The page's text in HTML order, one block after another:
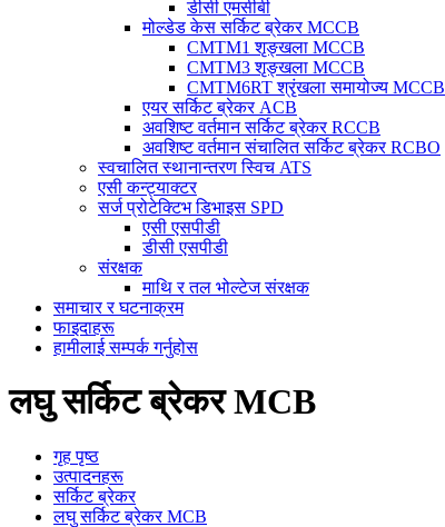
डीसी एमसीबी
मोल्डेड केस सर्किट ब्रेकर MCCB
CMTM1 शृङ्खला MCCB
CMTM3 शृङ्खला MCCB
CMTM6RT श्रृंखला समायोज्य MCCB
एयर सर्किट ब्रेकर ACB
अवशिष्ट वर्तमान सर्किट ब्रेकर RCCB
अवशिष्ट वर्तमान संचालित सर्किट ब्रेकर RCBO
स्वचालित स्थानान्तरण स्विच ATS
एसी कन्ट्याक्टर
सर्ज प्रोटेक्टिभ डिभाइस SPD
एसी एसपीडी
डीसी एसपीडी
संरक्षक
माथि र तल भोल्टेज संरक्षक
समाचार र घटनाक्रम
फाइदाहरू
हामीलाई सम्पर्क गर्नुहोस
लघु सर्किट ब्रेकर MCB
गृह पृष्ठ
उत्पादनहरू
सर्किट ब्रेकर
लघु सर्किट ब्रेकर MCB